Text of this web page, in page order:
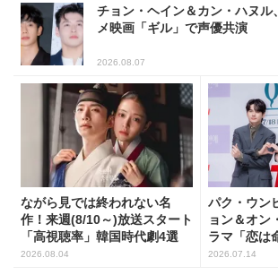
チョン・ヘイン＆カン・ハヌル
メ映画「ギル」で声優共演
2026.08.07
ながら見では終われない名
作！来週(8/10～)放送スタート
「高視聴率」韓国時代劇4選
2026.08.04
パク・ウン
ョン＆オン
ラマ「恋は
会に出席！
2026.07.14